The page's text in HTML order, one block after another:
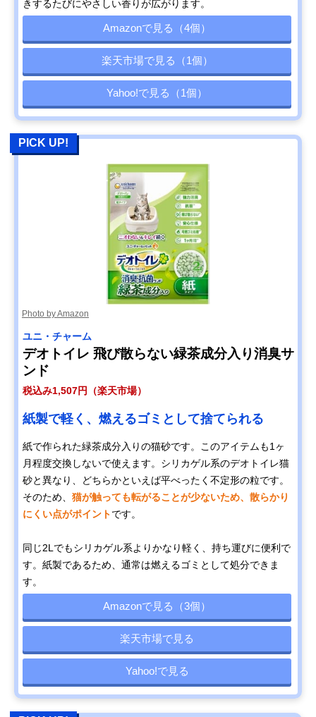
きするたびにやさしい香りが広がります。
Amazonで見る（4個）
楽天市場で見る（1個）
Yahoo!で見る（1個）
PICK UP!
Photo by Amazon
ユニ・チャーム
デオトイレ 飛び散らない緑茶成分入り消臭サ
ンド
税込み1,507円（楽天市場）
紙製で軽く、燃えるゴミとして捨てられる
紙で作られた緑茶成分入りの猫砂です。このアイテムも1ヶ
月程度交換しないで使えます。シリカゲル系のデオトイレ猫
砂と異なり、どちらかといえば平べったく不定形の粒です。
そのため、 猫が触っても転がることが少ないため、散らかり
にくい点がポイントです。
同じ2Lでもシリカゲル系よりかなり軽く、持ち運びに便利で
す。紙製であるため、通常は燃えるゴミとして処分できま
す。
Amazonで見る（3個）
楽天市場で見る
Yahoo!で見る